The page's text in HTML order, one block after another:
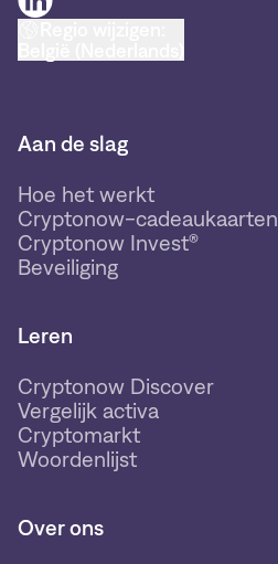
Aan de slag
Hoe het werkt
Cryptonow-cadeaukaarten
Cryptonow Invest®
Beveiliging
Leren
Cryptonow Discover
Vergelijk activa
Cryptomarkt
Woordenlijst
Over ons